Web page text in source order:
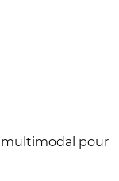
multimodal pour